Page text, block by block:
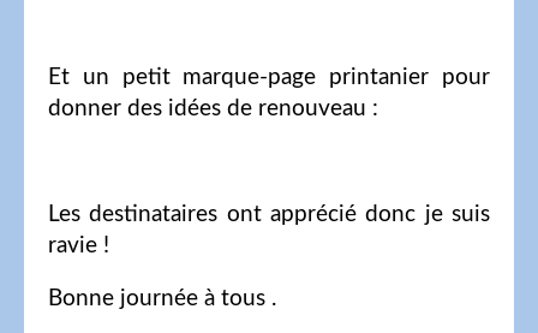
Et un petit marque-page printanier pour
donner des idées de renouveau :
Les destinataires ont apprécié donc je suis
ravie !
Bonne journée à tous .